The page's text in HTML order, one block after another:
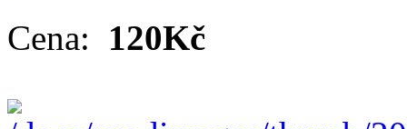
Cena: 120Kč